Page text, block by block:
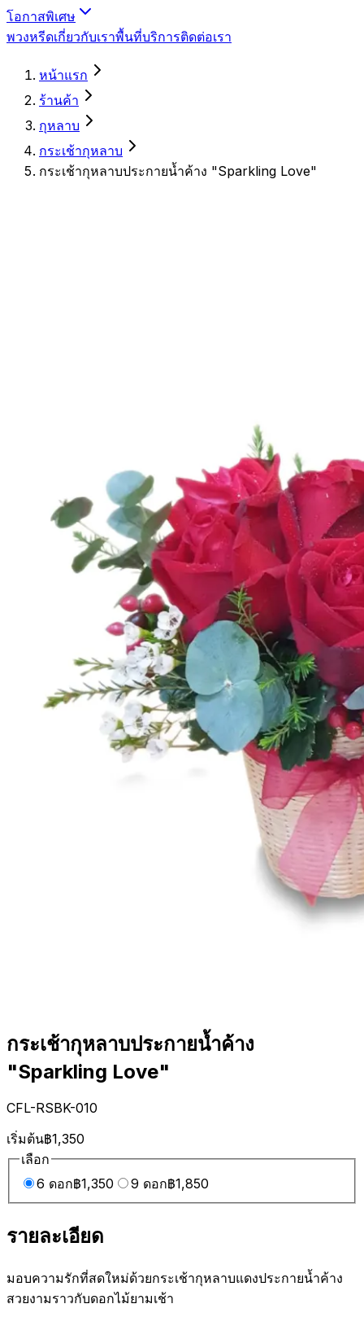
โอกาสพิเศษ
พวงหรีดเกี่ยวกับเราพื้นที่บริการติดต่อเรา
หน้าแรก
ร้านค้า
กุหลาบ
กระเช้ากุหลาบ
กระเช้ากุหลาบประกายน้ำค้าง "Sparkling Love"
กระเช้ากุหลาบประกายน้ำค้าง
"Sparkling Love"
CFL-RSBK-010
เริ่มต้น฿1,350
เลือก
6 ดอก฿1,350 9 ดอก฿1,850
รายละเอียด
มอบความรักที่สดใหม่ด้วยกระเช้ากุหลาบแดงประกายน้ำค้าง
สวยงามราวกับดอกไม้ยามเช้า